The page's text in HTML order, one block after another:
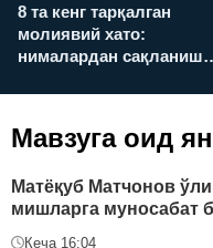
8 та кенг тарқалган
молиявий хато:
нималардан сақланиш
Мавзуга оид
Матёқуб Матчонов
мишларга муносабат
Кеча 16:04